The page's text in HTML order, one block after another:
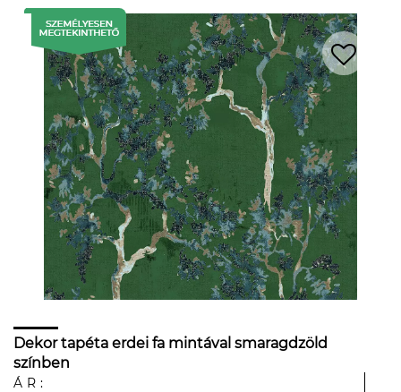
Dekor tapéta erdei fa mintával smaragdzöld
színben
ÁR: